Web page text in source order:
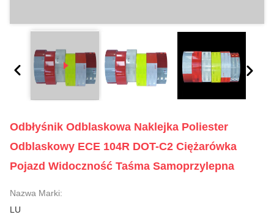
Odbłyśnik Odblaskowa Naklejka Poliester
Odblaskowy ECE 104R DOT-C2 Ciężarówka
Pojazd Widoczność Taśma Samoprzylepna
Nazwa Marki:
LU